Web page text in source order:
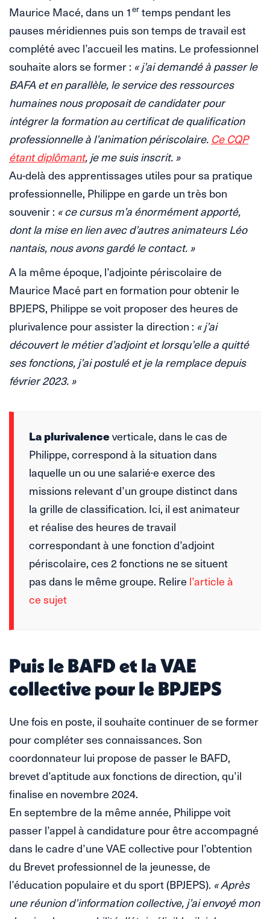
Maurice Macé, dans un 1ertemps pendant les
pauses méridiennes puis son temps de travail est
complété avec l’accueil les matins. Le professionnel
souhaite alors se former : « j’ai demandé à passer le
BAFA et en parallèle, le service des ressources
humaines nous proposait de candidater pour
intégrer la formation au certificat de qualification
professionnelle à l’animation périscolaire. Ce CQP
étant diplômant, je me suis inscrit. »
Au-delà des apprentissages utiles pour sa pratique
professionnelle, Philippe en garde un très bon
souvenir : « ce cursus m’a énormément apporté,
dont la mise en lien avec d’autres animateurs Léo
nantais, nous avons gardé le contact. »
A la même époque, l’adjointe périscolaire de
Maurice Macé part en formation pour obtenir le
BPJEPS, Philippe se voit proposer des heures de
plurivalence pour assister la direction : « j’ai
découvert le métier d’adjoint et lorsqu’elle a quitté
ses fonctions, j’ai postulé et je la remplace depuis
février 2023. »
La plurivalenceverticale, dans le cas de
Philippe, correspond à la situation dans
laquelle un ou une salarié·e exerce des
missions relevant d’un groupe distinct dans
la grille de classification. Ici, il est animateur
et réalise des heures de travail
correspondant à une fonction d’adjoint
périscolaire, ces 2 fonctions ne se situent
pas dans le même groupe. Relirel’article à
ce sujet
Puis le BAFD et la VAE
collective pour le BPJEPS
Une fois en poste, il souhaite continuer de se former
pour compléter ses connaissances. Son
coordonnateur lui propose de passer le BAFD,
brevet d’aptitude aux fonctions de direction, qu’il
finalise en novembre 2024.
En septembre de la même année, Philippe voit
passer l’appel à candidature pour être accompagné
dans le cadre d’une VAE collective pour l’obtention
du Brevet professionnel de la jeunesse, de
l’éducation populaire et du sport (BPJEPS). « Après
une réunion d’information collective, j’ai envoyé mon